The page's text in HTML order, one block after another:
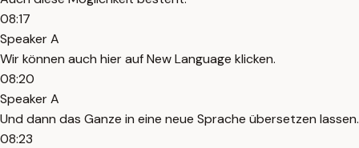
08:17
Speaker A
Wir können auch hier auf New Language klicken.
08:20
Speaker A
Und dann das Ganze in eine neue Sprache übersetzen lassen.
08:23